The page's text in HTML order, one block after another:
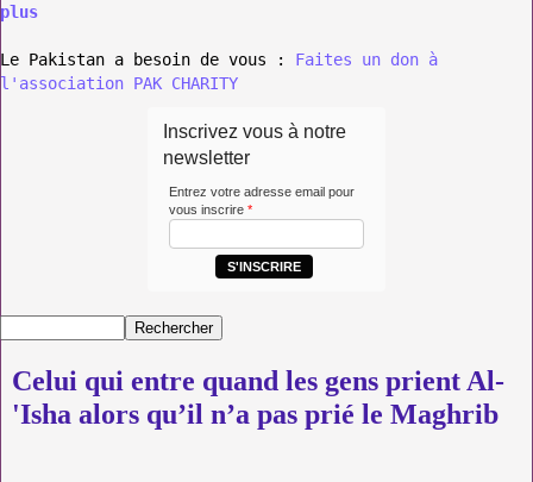
plus
Le Pakistan a besoin de vous : Faites un don à
l'association PAK CHARITY
Inscrivez vous à notre
newsletter
Entrez votre adresse email pour
vous inscrire *
S'INSCRIRE
Celui qui entre quand les gens prient Al-
'Isha alors qu’il n’a pas prié le Maghrib